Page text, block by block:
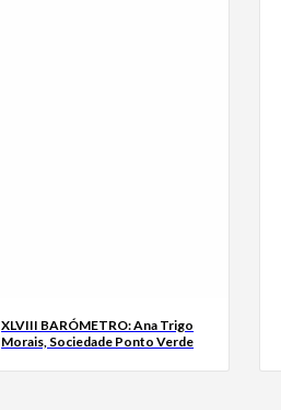
XLVIII BARÓMETRO: Ana Trigo
Morais, Sociedade Ponto Verde